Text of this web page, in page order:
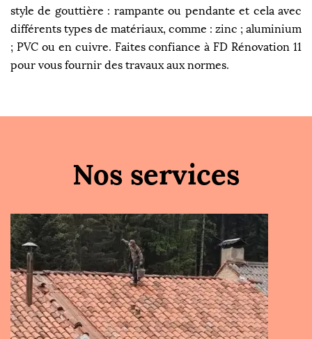
style de gouttière : rampante ou pendante et cela avec
différents types de matériaux, comme : zinc ; aluminium
; PVC ou en cuivre. Faites confiance à FD Rénovation 11
pour vous fournir des travaux aux normes.
Nos services